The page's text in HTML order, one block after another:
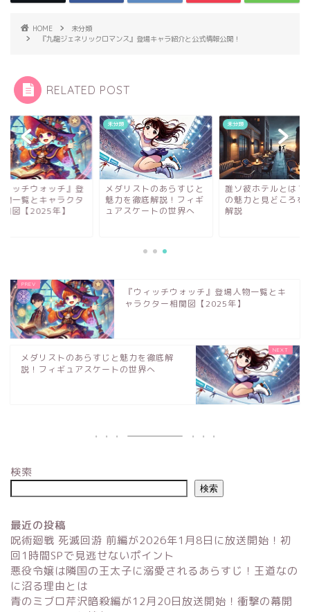
HOME
未分類
『九龍ジェネリックロマンス』登場キャラ紹介と公式情報公開！
RELATED POST
ィッチウォッチ』登
物一覧とキャラクタ
関図【2025年】
未分類
メダリストのあらすじと
魅力を徹底解説！フィギ
ュアスケートの世界へ
未分類
誰ソ彼ホテルとは？
の魅力と見どころを
解説
『ウィッチウォッチ』登場人物一覧とキ
ャラクター相関図【2025年】
メダリストのあらすじと魅力を徹底解
説！フィギュアスケートの世界へ
検索
検索
最近の投稿
呪術廻戦 死滅回游 前編が2026年1月8日に放送開始！初
回1時間SPで見逃せないポイント
悪役令嬢は隣国の王太子に溺愛されるあらすじ！王道なの
に沼る理由とは
青のミブロ芹沢暗殺編が12月20日放送開始！衝撃の幕開